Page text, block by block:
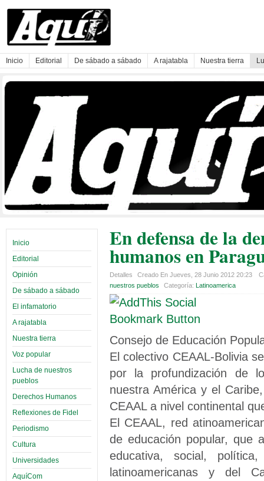
Inicio Editorial De sábado a sábado A rajatabla Nuestra tierra
Inicio
Editorial
Opinión
De sábado a sábado
El infamatorio
A rajatabla
Nuestra tierra
Voz popular
Lucha de nuestros
pueblos
Derechos Humanos
Reflexiones de Fidel
Periodismo
Cultura
Universidades
AquíCom
En defensa de la
humanos en
Detalles Creado En Jueves, 28 Junio 2012 20:23
nuestros pueblos
Categoría: Latinoamerica
Consejo de Educación
El colectivo CEAAL-Bolivia
por la profundización de
nuestra América y el
CEAAL a nivel continental
El CEAAL, red
de educación popular, que
educativa, social,
latinoamericanas y del